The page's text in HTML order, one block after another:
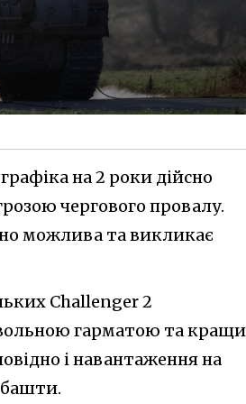
на 2 роки дійсно
чергового провалу.
можлива та викликає
Challenger 2
гарматою та
і навантаження на
башти.